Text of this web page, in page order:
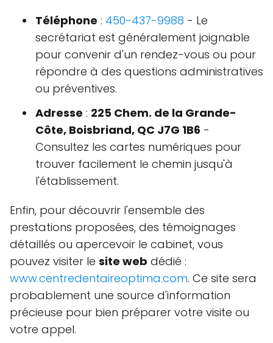
Téléphone : 450-437-9988 - Le
secrétariat est généralement joignable
pour convenir d'un rendez-vous ou pour
répondre à des questions administratives
ou préventives.
Adresse : 225 Chem. de la Grande-
Côte, Boisbriand, QC J7G 1B6 -
Consultez les cartes numériques pour
trouver facilement le chemin jusqu'à
l'établissement.
Enfin, pour découvrir l'ensemble des
prestations proposées, des témoignages
détaillés ou apercevoir le cabinet, vous
pouvez visiter le site web dédié :
www.centredentaireoptima.com. Ce site sera
probablement une source d'information
précieuse pour bien préparer votre visite ou
votre appel.